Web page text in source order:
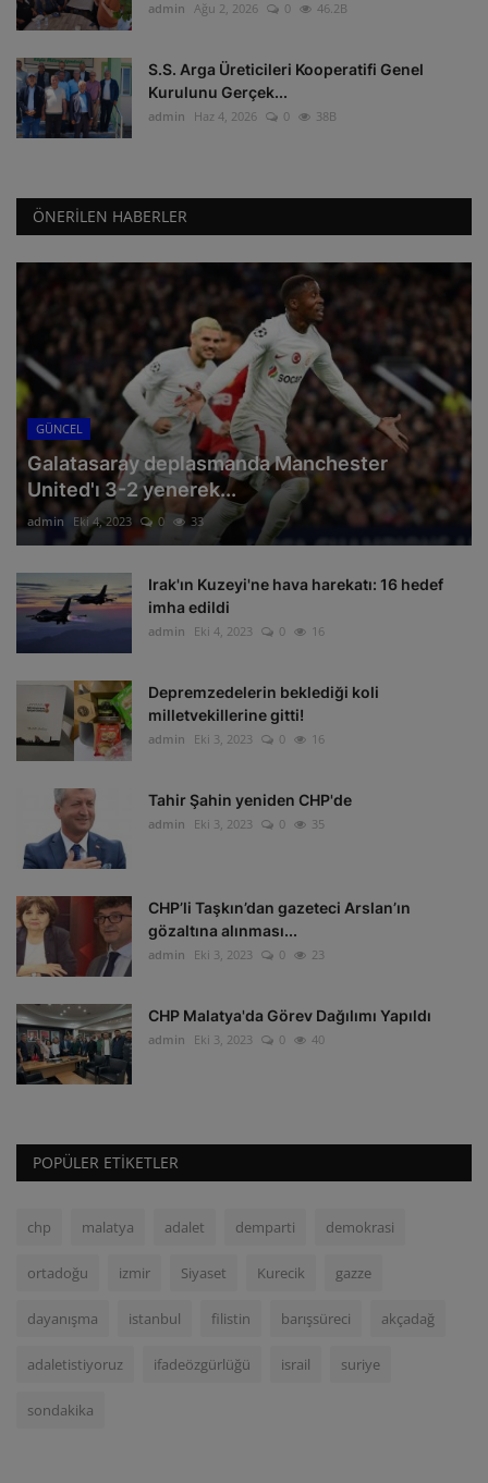
admin Ağu 2, 2026 0 46.2B
S.S. Arga Üreticileri Kooperatifi Genel
Kurulunu Gerçek...
admin Haz 4, 2026 0 38B
ÖNERILEN HABERLER
GÜNCEL
Galatasaray deplasmanda Manchester
United'ı 3-2 yenerek...
admin Eki 4, 2023 0 33
Irak'ın Kuzeyi'ne hava harekatı: 16 hedef
imha edildi
admin Eki 4, 2023 0 16
Depremzedelerin beklediği koli
milletvekillerine gitti!
admin Eki 3, 2023 0 16
Tahir Şahin yeniden CHP'de
admin Eki 3, 2023 0 35
CHP’li Taşkın’dan gazeteci Arslan’ın
gözaltına alınması...
admin Eki 3, 2023 0 23
CHP Malatya'da Görev Dağılımı Yapıldı
admin Eki 3, 2023 0 40
POPÜLER ETIKETLER
chp malatya adalet demparti demokrasi
ortadoğu izmir Siyaset Kurecik gazze
dayanışma istanbul filistin barışsüreci akçadağ
adaletistiyoruz ifadeözgürlüğü israil suriye
sondakika